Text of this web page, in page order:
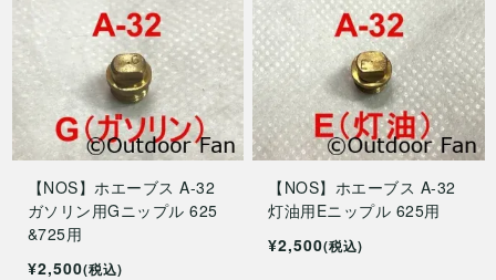
【NOS】ホエーブス A-32
ガソリン用Gニップル 625
&725用
¥2,500(税込)
【NOS】ホエーブス A-32
灯油用Eニップル 625用
¥2,500(税込)